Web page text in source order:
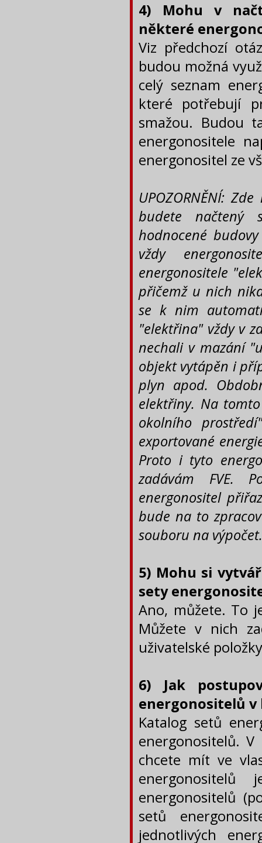
4) Mohu v
některé
Viz předchozí
budou možná
celý seznam
které potřebují
smažou. Budou
energonositele
energonositel ze
UPOZORNĚNÍ:
budete načtený
hodnocené
vždy
energonositele
přičemž u nich
se k nim
"elektřina" vždy v
nechali v mazání
objekt vytápěn i
plyn apod.
elektřiny. Na
okolního
exportované
Proto i tyto
zadávám FVE.
energonositel
bude na to
souboru na výpočet.
5) Mohu si
sety
Ano, můžete. To
Můžete v nich
uživatelské
6) Jak
energonositelů
Katalog setů
energonositelů.
chcete mít ve
energonositelů
setů
jednotlivých